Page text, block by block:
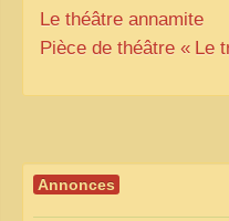
Le théâtre annamite
Pièce de théâtre « Le
Annonces